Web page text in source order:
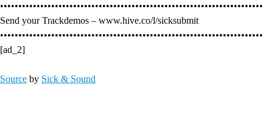
••••••••••••••••••••••••••••••••••••••••••••••••••••••••••••••••••••••••
Send your Trackdemos – www.hive.co/l/sicksubmit
••••••••••••••••••••••••••••••••••••••••••••••••••••••••••••••••••••••••
[ad_2]
Source by Sick & Sound